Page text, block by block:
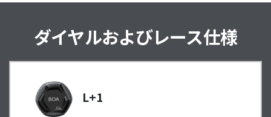
ダイヤルおよびレース仕様
L+1